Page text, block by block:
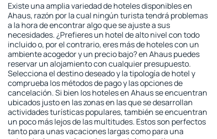
Existe una amplia variedad de hoteles disponibles en
Ahaus, razón por la cual ningún turista tendrá problemas
a la hora de encontrar algo que se ajuste a sus
necesidades. ¿Prefieres un hotel de alto nivel con todo
incluido o, por el contrario, eres más de hoteles con un
ambiente acogedor y un precio bajo? en Ahaus puedes
reservar un alojamiento con cualquier presupuesto.
Selecciona el destino deseado y la tipología de hotel y
comprueba los métodos de pago y las opciones de
cancelación. Si bien los hoteles en Ahaus se encuentran
ubicados justo en las zonas en las que se desarrollan
actividades turísticas populares, también se encuentran
un poco más lejos de las multitudes. Estos son perfectos
tanto para unas vacaciones largas como para una